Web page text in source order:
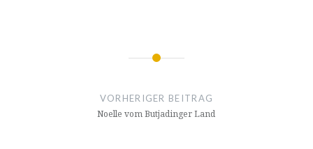
Beitragsnavigation
VORHERIGER BEITRAG
Noelle vom Butjadinger Land